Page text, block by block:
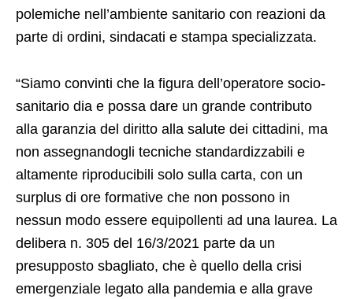
polemiche nell’ambiente sanitario con reazioni da
parte di ordini, sindacati e stampa specializzata.
“Siamo convinti che la figura dell’operatore socio-
sanitario dia e possa dare un grande contributo
alla garanzia del diritto alla salute dei cittadini, ma
non assegnandogli tecniche standardizzabili e
altamente riproducibili solo sulla carta, con un
surplus di ore formative che non possono in
nessun modo essere equipollenti ad una laurea. La
delibera n. 305 del 16/3/2021 parte da un
presupposto sbagliato, che è quello della crisi
emergenziale legato alla pandemia e alla grave